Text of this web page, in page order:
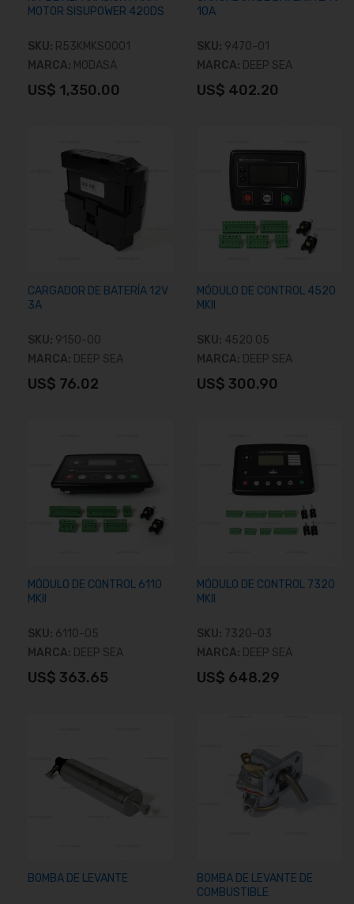
MOTOR SISUPOWER 420DS
SKU: R53KMKS0001
MARCA: MODASA
US$ 1,350.00
10A
SKU: 9470-01
MARCA: DEEP SEA
US$ 402.20
CARGADOR DE BATERÍA 12V
3A
SKU: 9150-00
MARCA: DEEP SEA
US$ 76.02
MÓDULO DE CONTROL 4520
MKII
SKU: 4520 05
MARCA: DEEP SEA
US$ 300.90
MÓDULO DE CONTROL 6110
MKII
SKU: 6110-05
MARCA: DEEP SEA
US$ 363.65
MÓDULO DE CONTROL 7320
MKII
SKU: 7320-03
MARCA: DEEP SEA
US$ 648.29
BOMBA DE LEVANTE
BOMBA DE LEVANTE DE
COMBUSTIBLE